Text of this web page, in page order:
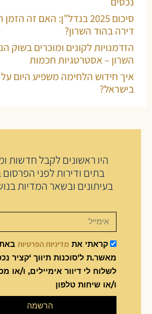
סיכום 2025 בנדל”ן: האם זה
דירה בהוד השרון?
הזדמנויות לקונים ומוכרים בשוק
השרון – אסטרטגיות חכמות
איך חידוש הלחימה משפיע היום
בישראל?
היו ראשונים לקבל חדשות
בתים ודירות לפני
בעיתונים ובשאר המדיות
קראתי את מדיניות הפרטיות
מאשר.ת ל'סוכנות תיווך ‘קציר
לשלוח לי דיוור אימיילים, ו/או
ו/או שיחות טלפון
הרשמה